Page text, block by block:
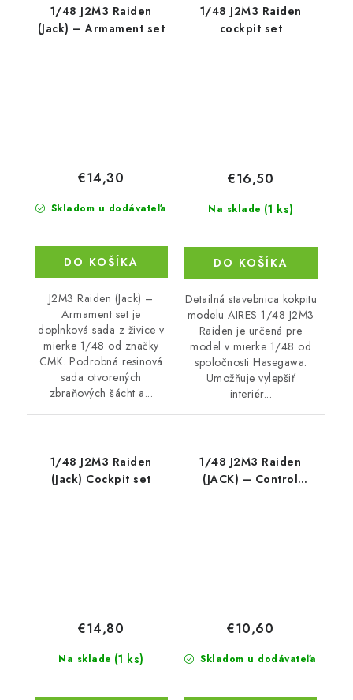
1/48 J2M3 Raiden
(Jack) – Armament set
Skladom u dodávateľa
€14,30
DO KOŠÍKA
J2M3 Raiden (Jack) –
Armament set je
doplnková sada z živice v
mierke 1/48 od značky
CMK. Podrobná resinová
sada otvorených
zbraňových šácht a...
1/48 J2M3 Raiden
cockpit set
Na sklade (1 ks)
€16,50
DO KOŠÍKA
Detailná stavebnica kokpitu
modelu AIRES 1/48 J2M3
Raiden je určená pre
model v mierke 1/48 od
spoločnosti Hasegawa.
Umožňuje vylepšiť
interiér...
1/48 J2M3 Raiden
(Jack) Cockpit set
Na sklade (1 ks)
€14,80
1/48 J2M3 Raiden
(JACK) – Control
Skladom u dodávateľa
€10,60